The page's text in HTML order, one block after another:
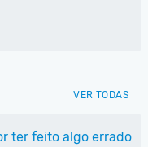
VER TODAS
ter feito algo errado